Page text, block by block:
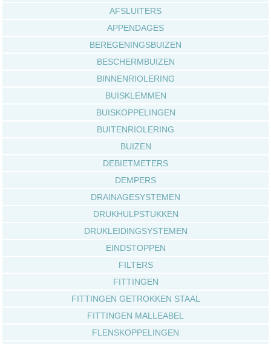
AFSLUITERS
APPENDAGES
BEREGENINGSBUIZEN
BESCHERMBUIZEN
BINNENRIOLERING
BUISKLEMMEN
BUISKOPPELINGEN
BUITENRIOLERING
BUIZEN
DEBIETMETERS
DEMPERS
DRAINAGESYSTEMEN
DRUKHULPSTUKKEN
DRUKLEIDINGSYSTEMEN
EINDSTOPPEN
FILTERS
FITTINGEN
FITTINGEN GETROKKEN STAAL
FITTINGEN MALLEABEL
FLENSKOPPELINGEN